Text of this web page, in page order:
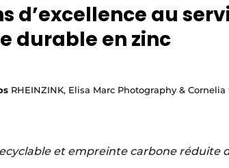
statement
d’excellence au
durable en zinc
RHEINZINK, Elisa Marc Photography & Cornelia
et empreinte carbone réduite